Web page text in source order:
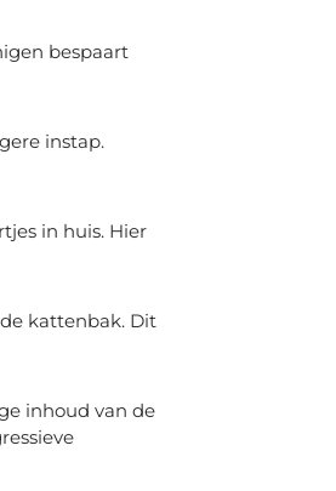
bespaart
instap.
in huis. Hier
kattenbak. Dit
inhoud van de